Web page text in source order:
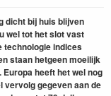
dicht bij huis blijven
wel tot het slot vast
technologie indices
staan hetgeen moeilijk
heeft het wel nog
vervolg gegeven aan de